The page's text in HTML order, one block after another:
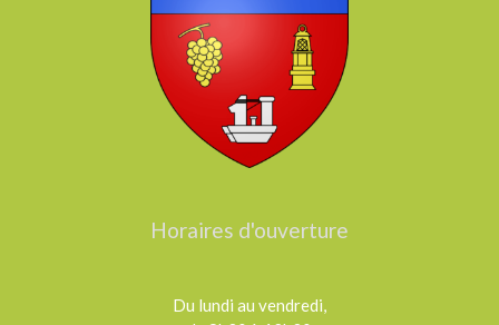
Horaires d'ouverture
Du lundi au vendredi,